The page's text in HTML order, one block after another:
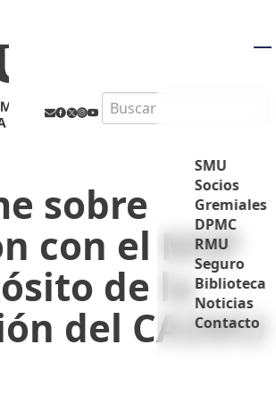
Search
SMU
Socios
Gremiales
DPMC
RMU
Seguro
Biblioteca
Noticias
Contacto
sobre
con el MSP
de la
del CASMU